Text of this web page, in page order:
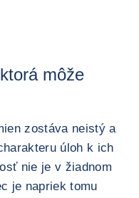
môže
zostáva neistý a
úloh k ich
nie je v žiadnom
je napriek tomu